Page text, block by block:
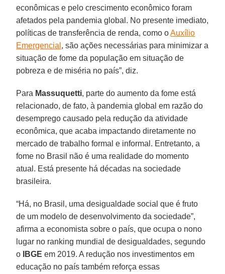
econômicas e pelo crescimento econômico foram
afetados pela pandemia global. No presente imediato,
políticas de transferência de renda, como oAuxílio
Emergencial , são ações necessárias para minimizar a
situação de fome da população em situação de
pobreza e de miséria no país”, diz.
Para Massuquetti, parte do aumento da fome está
relacionado, de fato, à pandemia global em razão do
desemprego causado pela redução da atividade
econômica, que acaba impactando diretamente no
mercado de trabalho formal e informal. Entretanto, a
fome no Brasil não é uma realidade do momento
atual. Está presente há décadas na sociedade
brasileira.
“Há, no Brasil, uma desigualdade social que é fruto
de um modelo de desenvolvimento da sociedade”,
afirma a economista sobre o país, que ocupa o nono
lugar no ranking mundial de desigualdades, segundo
o
IBGE em 2019. A redução nos investimentos em
educação no país também reforça essas